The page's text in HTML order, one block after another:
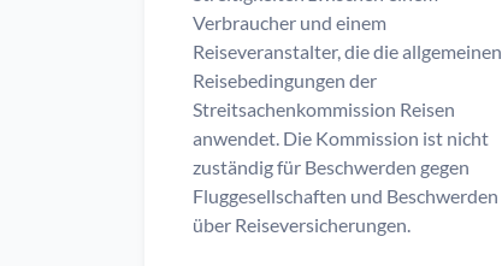
Verbraucher und einem
Reiseveranstalter, die die allgemeinen
Reisebedingungen der
Streitsachenkommission Reisen
anwendet. Die Kommission ist nicht
zuständig für Beschwerden gegen
Fluggesellschaften und Beschwerden
über Reiseversicherungen.